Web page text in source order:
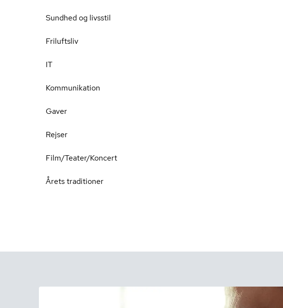
Sundhed og livsstil
Friluftsliv
IT
Kommunikation
Gaver
Rejser
Film/Teater/Koncert
Årets traditioner